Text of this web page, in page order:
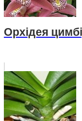
Орхідея